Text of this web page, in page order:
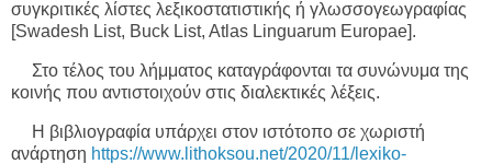
συγκριτικές λίστες λεξικοστατιστικής ή γλωσσογεωγραφίας
[Swadesh List, Buck List, Atlas Linguarum Europae].
Στο τέλος του λήμματος καταγράφονται τα συνώνυμα της
κοινής που αντιστοιχούν στις διαλεκτικές λέξεις.
Η βιβλιογραφία υπάρχει στον ιστότοπο σε χωριστή
ανάρτηση https://www.lithoksou.net/2020/11/lexiko-